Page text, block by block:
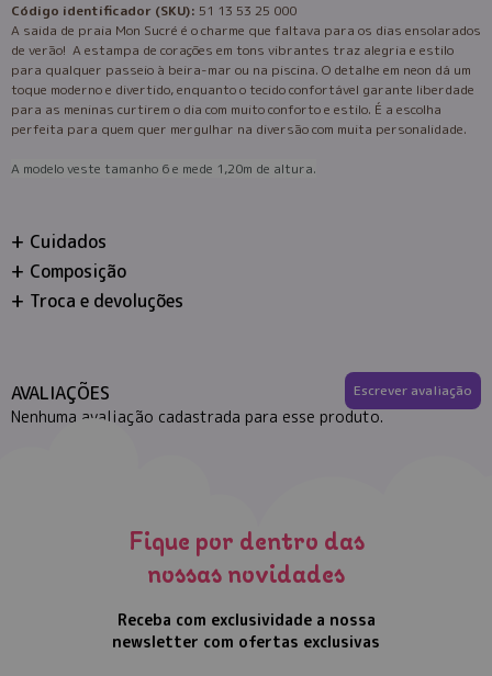
Código identificador (SKU): 51 13 53 25 000
A saida de praia Mon Sucré é o charme que faltava para os dias ensolarados
de verão! A estampa de corações em tons vibrantes traz alegria e estilo
para qualquer passeio à beira-mar ou na piscina. O detalhe em neon dá um
toque moderno e divertido, enquanto o tecido confortável garante liberdade
para as meninas curtirem o dia com muito conforto e estilo. É a escolha
perfeita para quem quer mergulhar na diversão com muita personalidade.
A modelo veste tamanho 6 e mede 1,20m de altura.
Cuidados
Composição
Troca e devoluções
AVALIAÇÕES Escrever avaliação
Nenhuma avaliação cadastrada para esse produto.
Fique por dentro das
nossas novidades
Receba com exclusividade a nossa
newsletter com ofertas exclusivas